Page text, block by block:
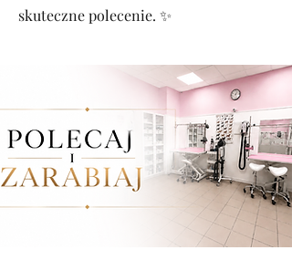
skuteczne polecenie. ✨